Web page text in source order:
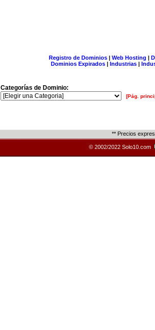
Registro de Dominios| Web Hosting |
Dominios Expirados | Industrias |
Categorías de Dominio:
[Pág.
** Precios
© 2002/2022 Solo10.com